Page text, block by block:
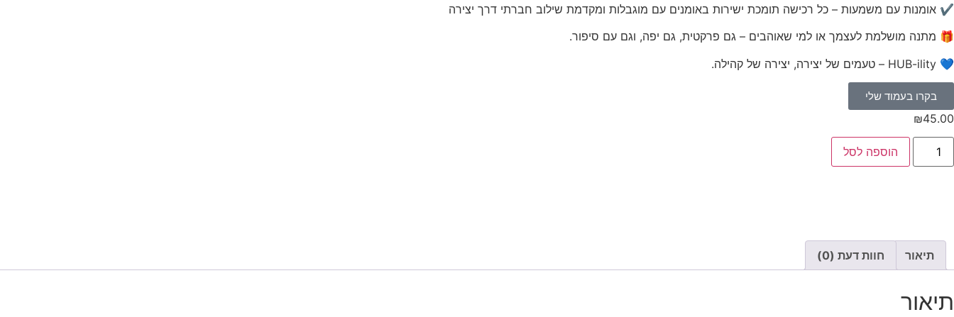
✔ אומנות עם משמעות – כל רכישה תומכת ישירות באומנים עם מוגבלות ומקדמת שילוב חברתי דרך יצירה
🎁 מתנה מושלמת לעצמך או למי שאוהבים – גם פרקטית, גם יפה, וגם עם סיפור.
💙 HUB-ility – טעמים של יצירה, יצירה של קהילה.
בקרו בעמוד שלי
₪45.00
הוספה לסל
תיאור חוות דעת (0)
תיאור